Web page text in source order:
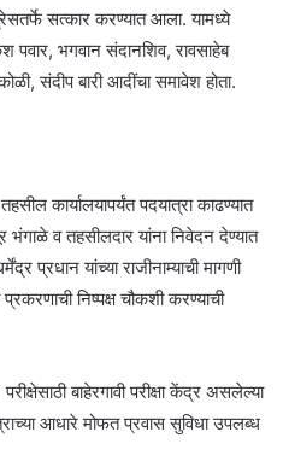
सत्कार करण्यात आला. यामध्ये
पवार, भगवान संदानशिव, रावसाहेब
संदीप बारी आदींचा समावेश होता.
कार्यालयापर्यंत पदयात्रा काढण्यात
भंगाळे व तहसीलदार यांना निवेदन देण्यात
प्रधान यांच्या राजीनाम्याची मागणी
निष्पक्ष चौकशी करण्याची
बाहेरगावी परीक्षा केंद्र असलेल्या
आधारे मोफत प्रवास सुविधा उपलब्ध